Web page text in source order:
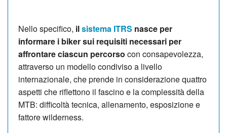
Nello specifico, ilsistema ITRS nasce per
informare i biker sui requisiti necessari per
affrontare ciascun percorso con consapevolezza,
attraverso un modello condiviso a livello
internazionale, che prende in considerazione quattro
aspetti che riflettono il fascino e la complessità della
MTB: difficoltà tecnica, allenamento, esposizione e
fattore wilderness.